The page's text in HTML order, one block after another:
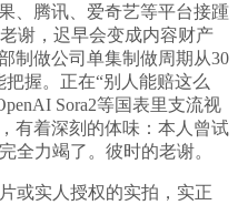
、腾讯、爱奇艺等平台接踵
谢，迟早会变成内容财产
制做公司单集制做周期从30
握。正在“别人能赔这么
Sora2等国表里支流视
有着深刻的体味：本人曾试
全力竭了。彼时的老谢。
实人授权的实拍，实正